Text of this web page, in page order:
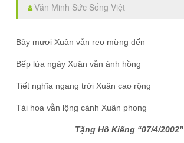
Văn Minh Sức Sống Việt
Bảy mươi Xuân vẫn reo mừng đến
Bếp lửa ngày Xuân vẫn ánh hồng
Tiết nghĩa ngang trời Xuân cao rộng
Tài hoa vẫn lộng cánh Xuân phong
Tặng Hồ Kiểng “07/4/2002"